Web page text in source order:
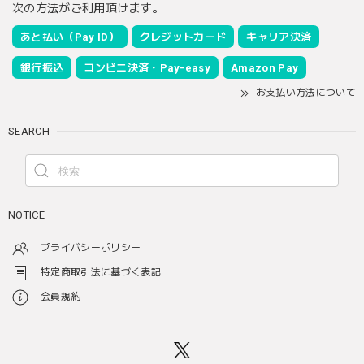
次の方法がご利用頂けます。
あと払い（Pay ID） クレジットカード キャリア決済
銀行振込 コンビニ決済・Pay-easy Amazon Pay
お支払い方法について
SEARCH
NOTICE
プライバシーポリシー
特定商取引法に基づく表記
会員規約